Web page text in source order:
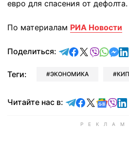
евро для спасения от дефолта.
По материалам РИА Новости
Поделиться: отправить в
поделиться
Теги: ЭКОНОМИКА
Читайте нас в: Читайте в
Читайте в
Читайте